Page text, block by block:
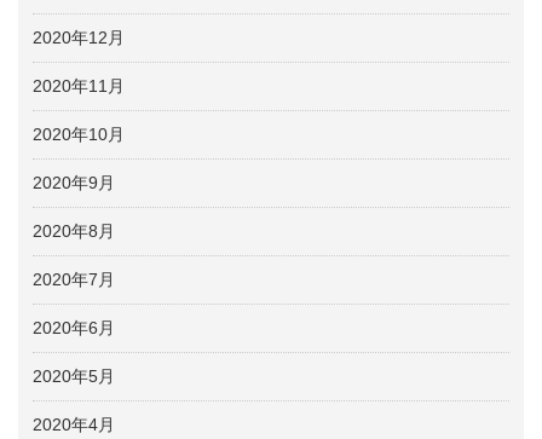
2020年12月
2020年11月
2020年10月
2020年9月
2020年8月
2020年7月
2020年6月
2020年5月
2020年4月